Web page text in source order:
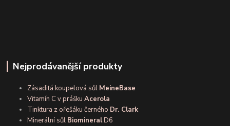
Nejprodávanější produkty
Zásaditá koupelová sůl MeineBase
Vitamín C v práškuAcerola
Tinktura z ořešáku černého Dr. Clark
Minerální sůl BiomineralD6